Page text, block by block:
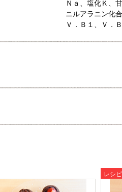
Ｎａ、塩化Ｋ、
ニルアラニン化
Ｖ．Ｂ１、Ｖ．
レシピ